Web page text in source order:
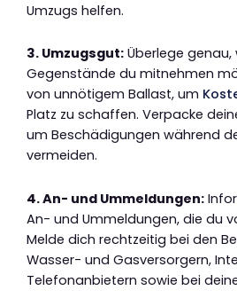
Umzugs helfen.
3. Umzugsgut: Überlege
Gegenstände du mitnehmen
von unnötigem Ballast, um
Platz zu schaffen. Verpacke
um Beschädigungen während
vermeiden.
4. An- und Ummeldungen:
An- und Ummeldungen, die du
Melde dich rechtzeitig bei den
Wasser- und Gasversorgern,
Telefonanbietern sowie bei